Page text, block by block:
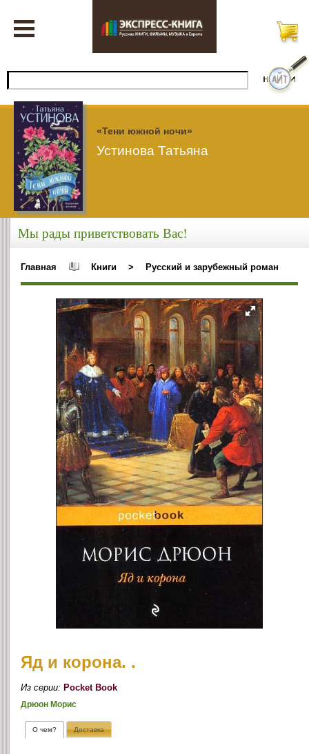
«Тени южной ночи»
Устинова Татьяна
Мы рады приветствовать Вас!
Главная Книги > Русский и зарубежный роман
Яд и корона. .
Из серии:Pocket Book
Дрюон Морис
О чем? Доставка